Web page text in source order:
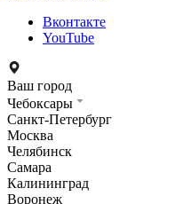
Вконтакте
YouTube
Ваш город
Чебоксары
Санкт-Петербург
Москва
Челябинск
Самара
Калининград
Воронеж